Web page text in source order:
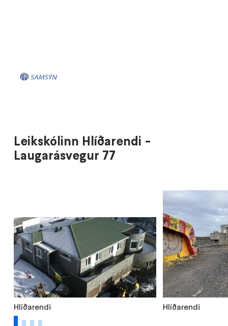
Leikskólinn Hlíðarendi -
Laugarásvegur 77
Hlíðarendi
Hlíðarendi
1